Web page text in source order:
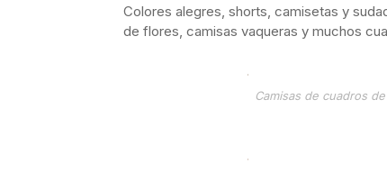
Colores alegres, shorts, camisetas y
de flores, camisas vaqueras y muchos
Camisas de cuadros